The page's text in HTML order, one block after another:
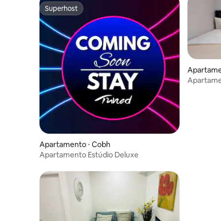
Superhost
Superhost
Apartamento ⋅ Cobh
Apartamento Estúdio Deluxe